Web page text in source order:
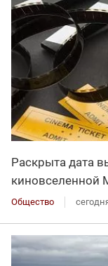
Раскрыта дата
киновселенной
Общество